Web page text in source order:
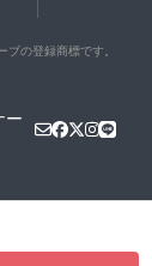
ブの登録商標です。
ー